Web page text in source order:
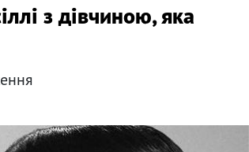
з дівчиною, яка